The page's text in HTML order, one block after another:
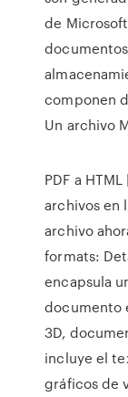
de
componen
Un archivo
PDF a
archivos en
archivo
formats:
encapsula
documento
3D,
incluye el
gráficos de